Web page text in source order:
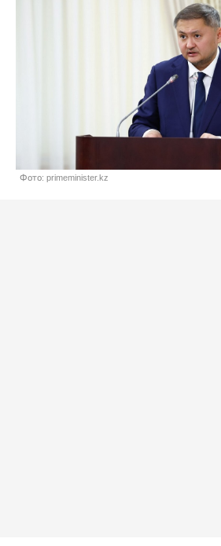
Фото: primeminister.kz